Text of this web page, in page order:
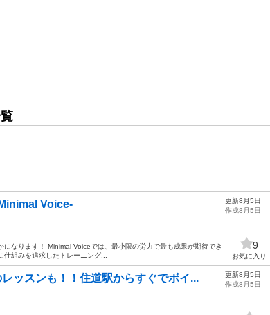
Voice-
なります！ Minimal Voiceでは、最小限の労力で最も成果が期待でき
組みを追求したトレーニング...
更新8月5日
作成8月5日
9
お気に入り
ッスンも！！住道駅からすぐでボイ...
更新8月5日
作成8月5日